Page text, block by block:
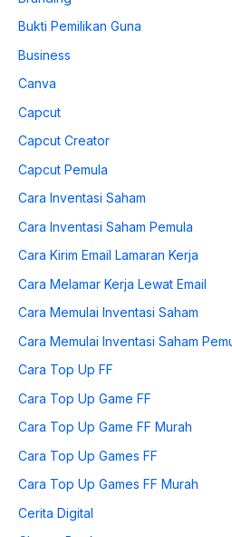
Bukti Pemilikan Guna
Business
Canva
Capcut
Capcut Creator
Capcut Pemula
Cara Inventasi Saham
Cara Inventasi Saham Pemula
Cara Kirim Email Lamaran Kerja
Cara Melamar Kerja Lewat Email
Cara Memulai Inventasi Saham
Cara Memulai Inventasi Saham
Cara Top Up FF
Cara Top Up Game FF
Cara Top Up Game FF Murah
Cara Top Up Games FF
Cara Top Up Games FF Murah
Cerita Digital